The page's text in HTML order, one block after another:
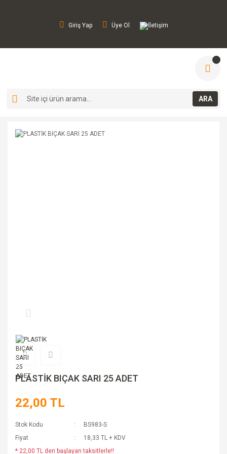
Giriş Yap Üye Ol İletişim
ARA
PLASTİK BIÇAK SARI 25 ADET
22,00 TL
Stok Kodu
BS983-S
Fiyat
18,33 TL + KDV
* 22,00 TL den başlayan taksitlerle!!